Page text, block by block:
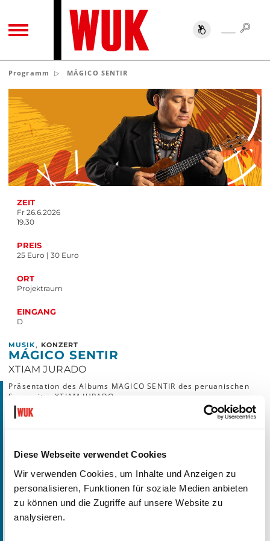
Diese Webseite verwendet Cookies
Wir verwenden Cookies, um Inhalte und Anzeigen zu
personalisieren, Funktionen für soziale Medien anbieten
zu können und die Zugriffe auf unsere Website zu
analysieren.
TOGGLE NAVIGATION SUCHE
Programm MÁGICO SENTIR
ZEIT
Fr 26.6.2026
19.30
PREIS
25 Euro | 30 Euro
ORT
Projektraum
EINGANG
D
MUSIK , KONZERT
MÁGICO SENTIR
XTIAM JURADO
Präsentation des Albums MAGICO SENTIR des peruanischen
Songwriter XTIAM JURADO
MAGICO SENTIR entfaltet sich als eine tiefgreifende
emotionale Reise, die zentrale Themen unserer Zeit
Migration, das gesellschaftliche Bewusstsein sowie die
vielschichtigen Dimensionen der Liebe. Durch intime
Geschichten, persönliche Geständnisse und Momente des
Abschieds setzt sich der Künstler mit Fragen von Identität,
Einsamkeit und individueller Transformation auseinander.
Jedes einzelne Stück entwickelt dabei eine eigene narrative
Struktur, in der sich Nostalgie und Hoffnung begegnen und
Schmerz zu Erkenntnis wird. Es handelt sich um ein